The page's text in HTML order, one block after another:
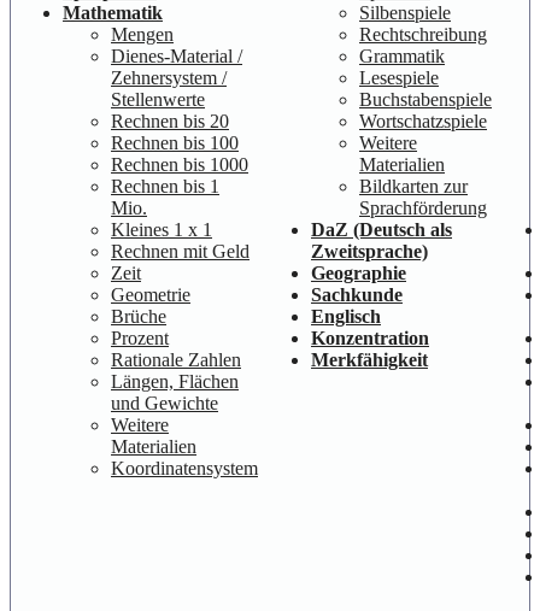
Mathematik
Mengen
Dienes-Material /
Zehnersystem /
Stellenwerte
Rechnen bis 20
Rechnen bis 100
Rechnen bis 1000
Rechnen bis 1
Mio.
Kleines 1 x 1
Rechnen mit Geld
Zeit
Geometrie
Brüche
Prozent
Rationale Zahlen
Längen, Flächen
und Gewichte
Weitere
Materialien
Koordinatensystem
Silbenspiele
Rechtschreibung
Grammatik
Lesespiele
Buchstabenspiele
Wortschatzspiele
Weitere
Materialien
Bildkarten zur
Sprachförderung
DaZ (Deutsch als
Zweitsprache)
Geographie
Sachkunde
Englisch
Konzentration
Merkfähigkeit